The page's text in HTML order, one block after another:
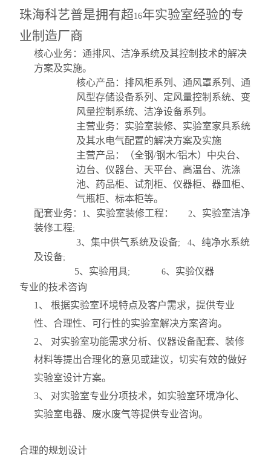
珠海科艺普是拥有超16年实验室经验的专
业制造厂商
核心业务：通排风、洁净系统及其控制技术的解决
方案及实施。
核心产品：排风柜系列、通风罩系列、通
风型存储设备系列、定风量控制系统、变
风量控制系统、洁净设备系列。
主营业务：实验室装修、实验室家具系统
及其水电气配置的解决方案及实施
主营产品：（全钢/钢木/铝木）中央台、
边台、仪器台、天平台、高温台、洗涤
池、药品柜、试剂柜、仪器柜、器皿柜、
气瓶柜、标本柜等。
配套业务：
1、实验室装修工程： 2、实验室洁净
装修工程;
3、集中供气系统及设备; 4、纯净水系统
及设备;
5、实验用具; 6、实验仪器
专业的技术咨询
1 、 根据实验室环境特点及客户需求，提供专业
性、合理性、可行性的实验室解决方案咨询。
2、 对实验室功能需求分析、仪器设备配套、装修
材料等提出合理化的意见或建议，切实有效的做好
实验室设计方案。
3、 对实验室专业分项技术，如实验室环境净化、
实验室电器、废水废气等提供专业咨询。
合理的规划设计